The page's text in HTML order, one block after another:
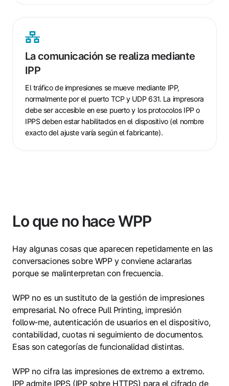
La comunicación se realiza mediante
IPP
El tráfico de impresiones se mueve mediante IPP,
normalmente por el puerto TCP y UDP 631. La impresora
debe ser accesible en ese puerto y los protocolos IPP o
IPPS deben estar habilitados en el dispositivo (el nombre
exacto del ajuste varía según el fabricante).
La
se
realiza
mediante
IPP
Lo que no hace WPP
Hay algunas cosas que aparecen repetidamente en las
conversaciones sobre WPP y conviene aclararlas
porque se malinterpretan con frecuencia.
WPP no es un sustituto de la gestión de impresiones
empresarial. No ofrece Pull Printing, impresión
follow‑me, autenticación de usuarios en el dispositivo,
contabilidad, cuotas ni seguimiento de documentos.
Esas son categorías de funcionalidad distintas.
WPP no cifra las impresiones de extremo a extremo.
IPP admite IPPS (IPP sobre HTTPS) para el cifrado de